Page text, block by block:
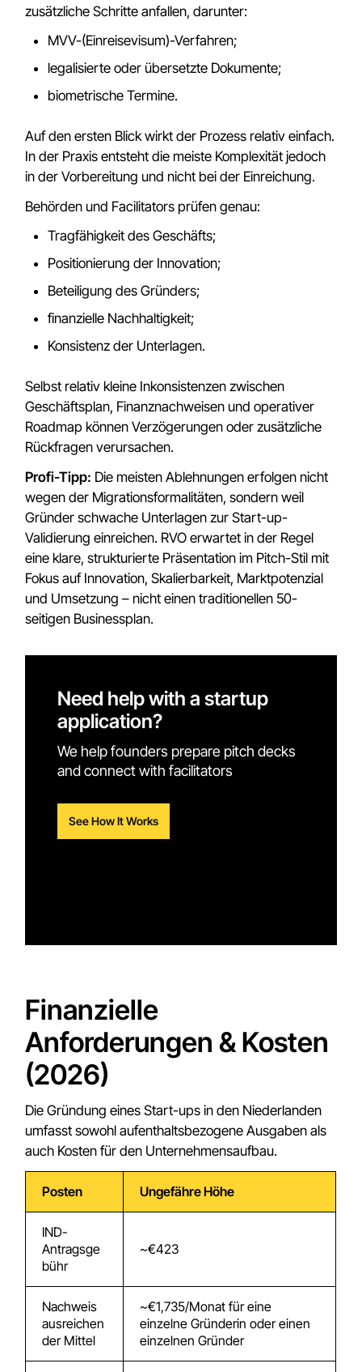
zusätzliche Schritte anfallen, darunter:
MVV-(Einreisevisum)-Verfahren;
legalisierte oder übersetzte Dokumente;
biometrische Termine.
Auf den ersten Blick wirkt der Prozess relativ einfach.
In der Praxis entsteht die meiste Komplexität jedoch
in der Vorbereitung und nicht bei der Einreichung.
Behörden und Facilitators prüfen genau:
Tragfähigkeit des Geschäfts;
Positionierung der Innovation;
Beteiligung des Gründers;
finanzielle Nachhaltigkeit;
Konsistenz der Unterlagen.
Selbst relativ kleine Inkonsistenzen zwischen
Geschäftsplan, Finanznachweisen und operativer
Roadmap können Verzögerungen oder zusätzliche
Rückfragen verursachen.
Profi-Tipp: Die meisten Ablehnungen erfolgen nicht
wegen der Migrationsformalitäten, sondern weil
Gründer schwache Unterlagen zur Start-up-
Validierung einreichen. RVO erwartet in der Regel
eine klare, strukturierte Präsentation im Pitch-Stil mit
Fokus auf Innovation, Skalierbarkeit, Marktpotenzial
und Umsetzung – nicht einen traditionellen 50-
seitigen Businessplan.
Need help with a startup
application?
We help founders prepare pitch decks
and connect with facilitators
See How It Works
Finanzielle
Anforderungen & Kosten
(2026)
Die Gründung eines Start-ups in den Niederlanden
umfasst sowohl aufenthaltsbezogene Ausgaben als
auch Kosten für den Unternehmensaufbau.
Posten Ungefähre Höhe
IND-
Antragsge
bühr
~€423
Nachweis
ausreichen
der Mittel
~€1,735/Monat für eine
einzelne Gründerin oder einen
einzelnen Gründer